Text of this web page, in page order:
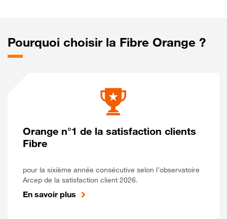
Pourquoi choisir la Fibre Orange ?
Orange n°1 de la satisfaction clients
Fibre
pour la sixième année consécutive selon l’observatoire
Arcep de la satisfaction client 2026.
En savoir plus